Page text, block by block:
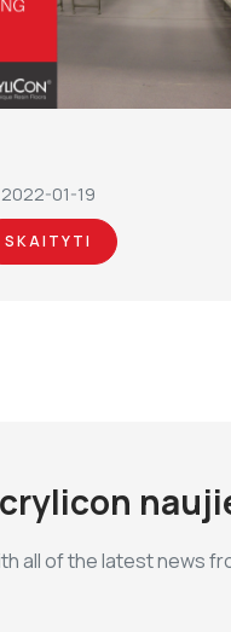
2022-01-19
SKAITYTI
all of the latest news